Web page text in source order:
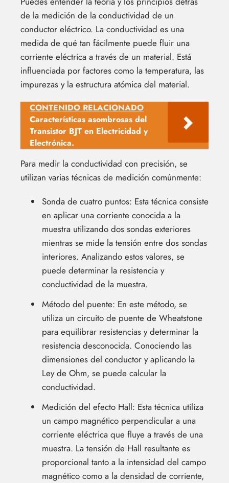
de la medición de la conductividad de un
conductor eléctrico. La conductividad es una
medida de qué tan fácilmente puede fluir una
corriente eléctrica a través de un material. Está
influenciada por factores como la temperatura, las
impurezas y la estructura atómica del material.
CONTENIDO RELACIONADO
Características asombrosas del
Transistor BJT en Electricidad y
Electrónica.
Para medir la conductividad con precisión, se
utilizan varias técnicas de medición comúnmente:
Sonda de cuatro puntos: Esta técnica consiste
en aplicar una corriente conocida a la
muestra utilizando dos sondas exteriores
mientras se mide la tensión entre dos sondas
interiores. Analizando estos valores, se
puede determinar la resistencia y
conductividad de la muestra.
Método del puente: En este método, se
utiliza un circuito de puente de Wheatstone
para equilibrar resistencias y determinar la
resistencia desconocida. Conociendo las
dimensiones del conductor y aplicando la
Ley de Ohm, se puede calcular la
conductividad.
Medición del efecto Hall: Esta técnica utiliza
un campo magnético perpendicular a una
corriente eléctrica que fluye a través de una
muestra. La tensión de Hall resultante es
proporcional tanto a la intensidad del campo
magnético como a la densidad de corriente,